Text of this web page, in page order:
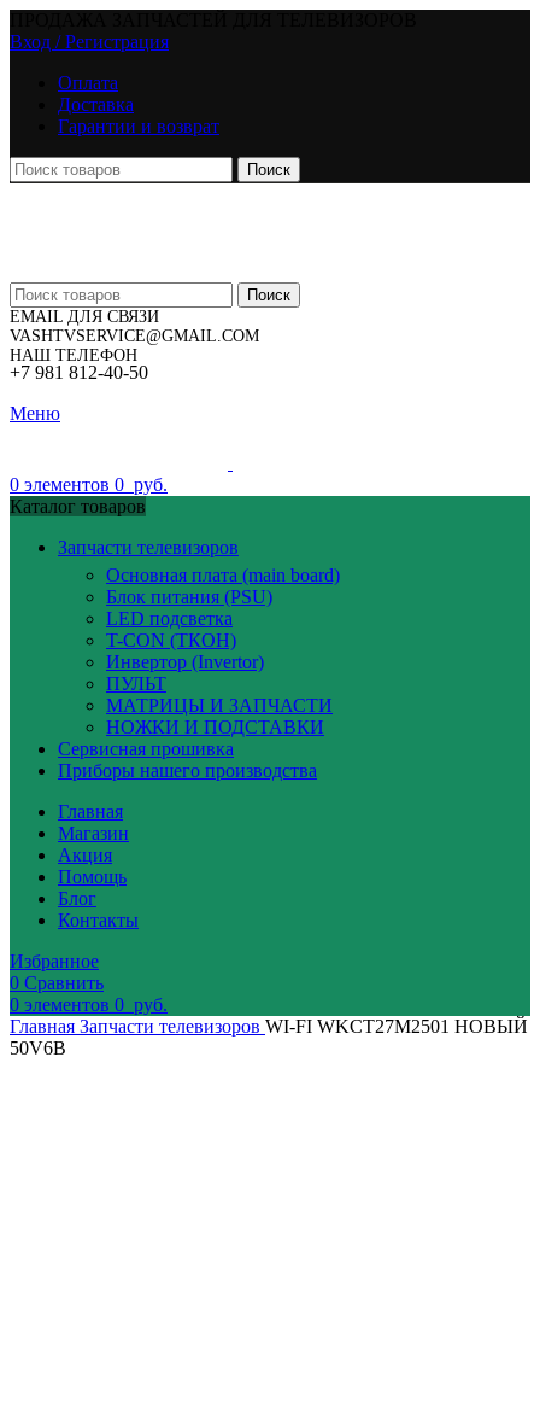
Вход / Регистрация
Оплата
Доставка
Гарантии и возврат
Поиск
Поиск
EMAIL ДЛЯ СВЯЗИ
VASHTVSERVICE@GMAIL.COM
НАШ ТЕЛЕФОН
+7 981 812-40-50
Меню
0 элементов 0 руб.
Каталог товаров
Запчасти телевизоров
Основная плата (main board)
Блок питания (PSU)
LED подсветка
T-CON (ТКОН)
Инвертор (Invertor)
ПУЛЬТ
МАТРИЦЫ И ЗАПЧАСТИ
НОЖКИ И ПОДСТАВКИ
Сервисная прошивка
Приборы нашего производства
Главная
Магазин
Акция
Помощь
Блог
Контакты
Избранное
0 Сравнить
0 элементов 0 руб.
Главная Запчасти телевизоров WI-FI WKCT27M2501 НОВЫЙ
50V6B